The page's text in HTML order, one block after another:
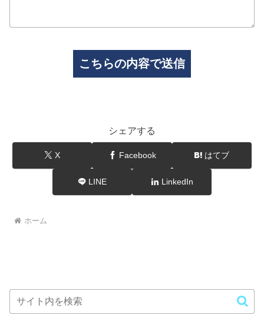
シェアする
X Facebook はてブ
LINE LinkedIn
ホーム